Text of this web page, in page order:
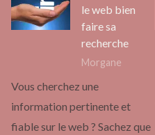
le web bien
faire sa
recherche
Morgane
Vous cherchez une
information pertinente et
fiable sur le web ? Sachez que